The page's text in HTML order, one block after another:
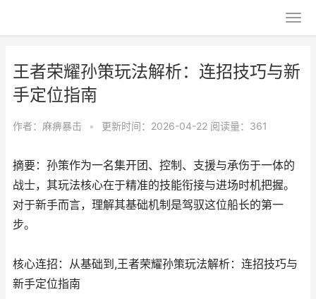
王者荣耀孙策玩法解析：连招技巧与新
手定位指南
作者： 麻痹暴击 • 更新时间：2026-04-22 阅读量：361
摘要：孙策作为一名集开团、控制、支援与承伤于一体的
战士，其玩法核心在于精准的技能衔接与进场时机把握。
对于新手而言，理解其基础机制是驾驭这位船长的第一
步。
核心连招：从基础到,王者荣耀孙策玩法解析：连招技巧与
新手定位指南